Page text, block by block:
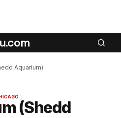
Aquarium)
(Shedd